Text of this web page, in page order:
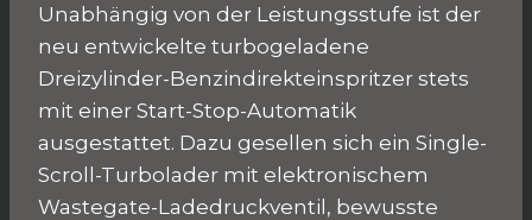
Unabhängig von der Leistungsstufe ist der
neu entwickelte turbogeladene
Dreizylinder-Benzindirekteinspritzer stets
mit einer Start-Stop-Automatik
ausgestattet. Dazu gesellen sich ein Single-
Scroll-Turbolader mit elektronischem
Wastegate-Ladedruckventil, bewusste